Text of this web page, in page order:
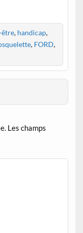
être, handicap,
, FORD,
Les champs